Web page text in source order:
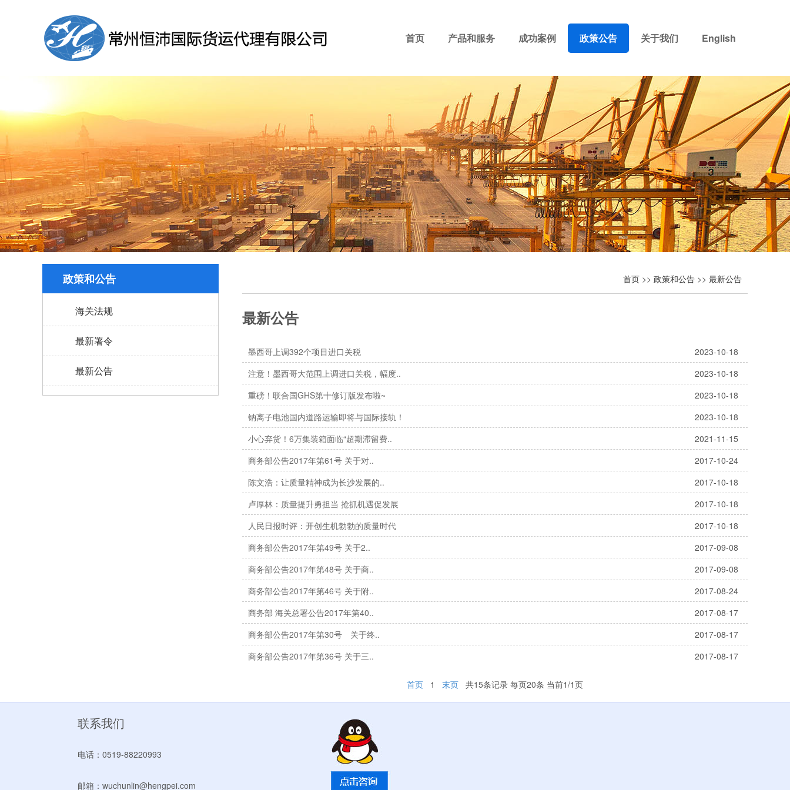
首页 产品和服务 成功案例 政策公告 关于我们 English
政策和公告
海关法规
最新署令
最新公告
首页 >> 政策和公告 >> 最新公告
最新公告
墨西哥上调392个项目进口关税
2023-10-18
注意！墨西哥大范围上调进口关税，幅度..
2023-10-18
重磅！联合国GHS第十修订版发布啦~
2023-10-18
钠离子电池国内道路运输即将与国际接轨！
2023-10-18
小心弃货！6万集装箱面临“超期滞留费..
2021-11-15
商务部公告2017年第61号 关于对..
2017-10-24
陈文浩：让质量精神成为长沙发展的..
2017-10-18
卢厚林：质量提升勇担当 抢抓机遇促发展
2017-10-18
人民日报时评：开创生机勃勃的质量时代
2017-10-18
商务部公告2017年第49号 关于2..
2017-09-08
商务部公告2017年第48号 关于商..
2017-09-08
商务部公告2017年第46号 关于附..
2017-08-24
商务部 海关总署公告2017年第40..
2017-08-17
商务部公告2017年第30号 关于终..
2017-08-17
商务部公告2017年第36号 关于三..
2017-08-17
首页 1 末页 共15条记录 每页20条 当前1/1页
联系我们
电话：0519-88220993
邮箱：wuchunlin@hengpei.com